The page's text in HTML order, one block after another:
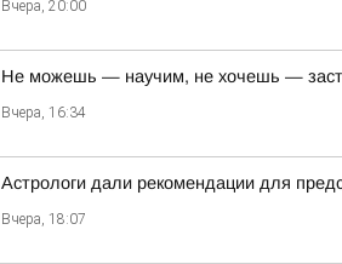
Вчера, 20:00
Не можешь — научим, не хочешь —
Вчера, 16:34
Астрологи дали рекомендации для
Вчера, 18:07